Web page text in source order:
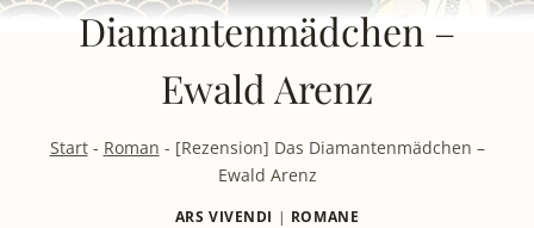
Diamantenmädchen –
Ewald Arenz
Start- Roman - [Rezension] Das Diamantenmädchen –
Ewald Arenz
ARS VIVENDI | ROMANE